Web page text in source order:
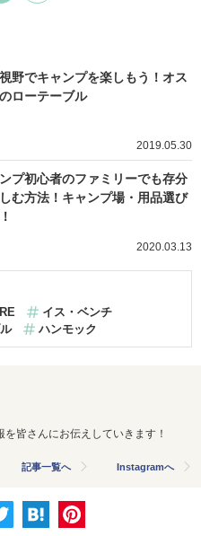
野でキャンプを楽しもう！オス
ローテーブル
2019.05.30
プ初心者のファミリーでも存分
む方法！キャンプ場・用品選び
2020.03.13
イス・ベンチ
ハンモック
を皆さんにお伝えしていきます！
記事一覧へ Instagramへ